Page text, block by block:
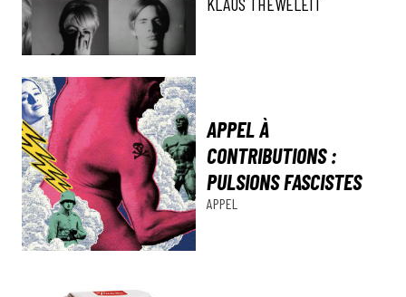
APPEL À
CONTRIBUTIONS :
PULSIONS FASCISTES
APPEL